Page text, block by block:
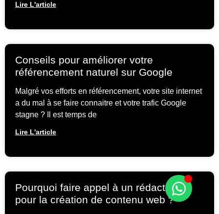
Lire L'article
Conseils pour améliorer votre
référencement naturel sur Google
Malgré vos efforts en référencement, votre site internet
a du mal à se faire connaitre et votre trafic Google
stagne ? Il est temps de
Lire L'article
Pourquoi faire appel à un rédacteur
pour la création de contenu web ?